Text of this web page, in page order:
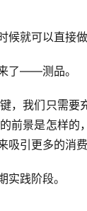
就可以直接
了——测品。
我们只需要
前景是怎样
吸引更多的消费
践阶段。